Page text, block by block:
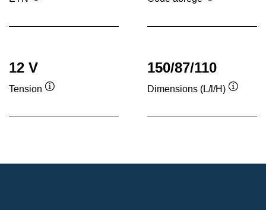
12 V
Tension
150/87/110
Dimensions (L/l/H)